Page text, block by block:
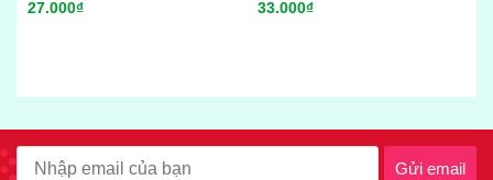
33.000₫
Viên thả lẩu Lacusina mix vị
Gửi email